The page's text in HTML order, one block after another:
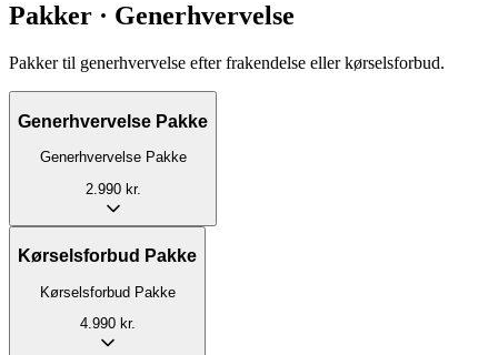
Pakker · Generhvervelse
Pakker til generhvervelse efter frakendelse eller kørselsforbud.
Generhvervelse Pakke
Generhvervelse Pakke
2.990 kr.
Kørselsforbud Pakke
Kørselsforbud Pakke
4.990 kr.